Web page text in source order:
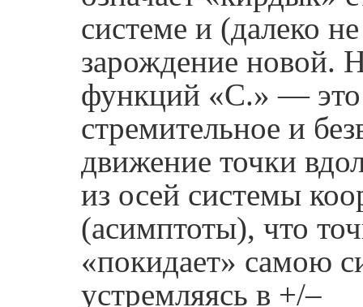
системе и (далеко
зарождение новой.
функций «С.» — это
стремительное и
движение точки
из осей системы
(асимптоты), что
«покидает» самою
устремляясь в +/–